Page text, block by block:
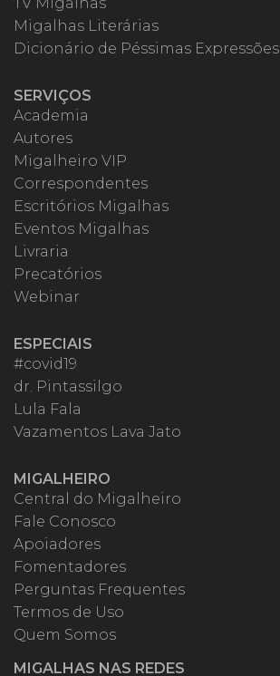
Migalhas Literárias
Dicionário de Péssimas Expressões
SERVIÇOS
Academia
Autores
Migalheiro VIP
Correspondentes
Escritórios Migalhas
Eventos Migalhas
Livraria
Precatórios
Webinar
ESPECIAIS
#covid19
dr. Pintassilgo
Lula Fala
Vazamentos Lava Jato
MIGALHEIRO
Central do Migalheiro
Fale Conosco
Apoiadores
Fomentadores
Perguntas Frequentes
Termos de Uso
Quem Somos
MIGALHAS NAS REDES